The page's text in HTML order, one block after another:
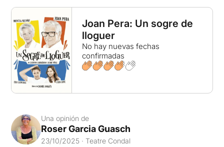
Joan Pera: Un sogre de
lloguer
No hay nuevas fechas
confirmadas
Una opinión de
Roser Garcia Guasch
23/10/2025 · Teatre Condal